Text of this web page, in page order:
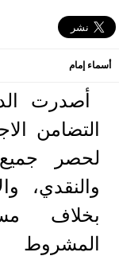
أسماء إمام
أصدرت
التضامن
لحصر
والنقدي،
بخلاف
المشروط